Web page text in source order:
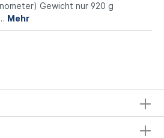
Gewicht nur 920 g
Mehr